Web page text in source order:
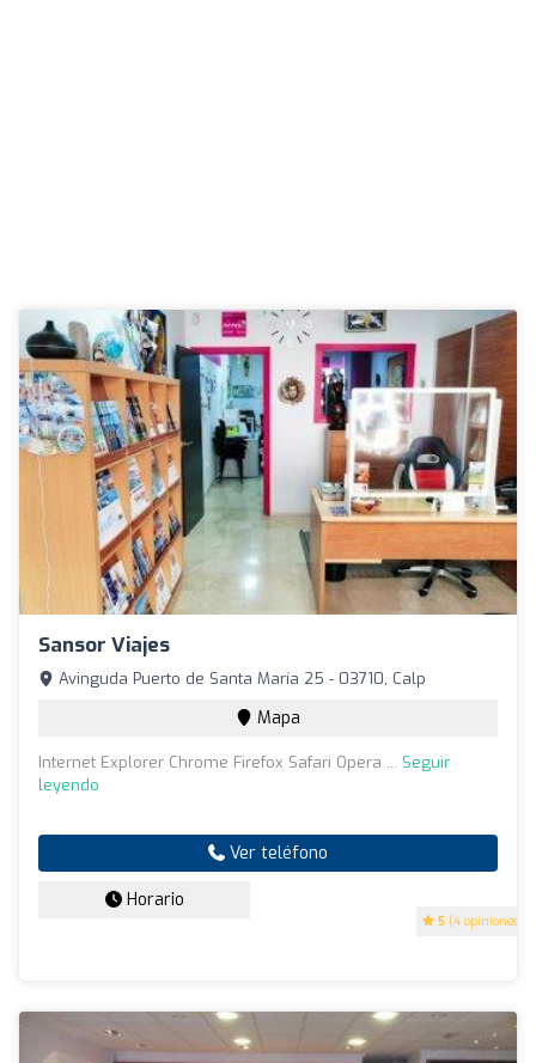
Sansor Viajes
5 (4 opiniones)
Avinguda Puerto de Santa María 25 - 03710, Calp
Mapa
Internet Explorer Chrome Firefox Safari Opera ... Seguir
leyendo
Ver teléfono
Horario